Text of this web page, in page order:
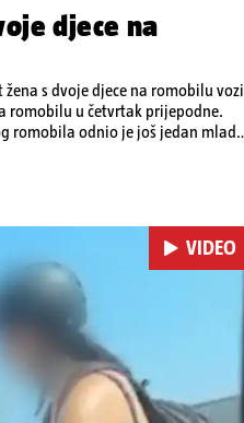
djece na
žena s dvoje djece na romobilu vozi
romobilu u četvrtak prijepodne.
romobila odnio je još jedan mladi
VIDEO